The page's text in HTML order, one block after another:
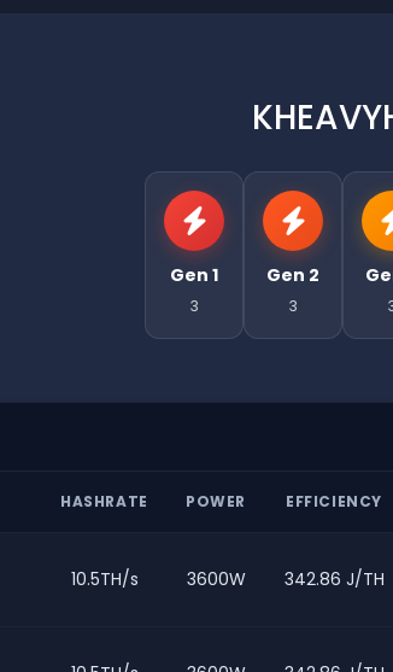
Gen 1
3
Gen 2
3
HASHRATE POWER EFFICIENCY
10.5TH/s 3600W 342.86 J/TH